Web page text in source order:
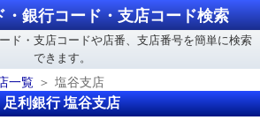
・銀行コード・支店コード検索
ド・支店コードや店番、支店番号を簡単に検索
できます。
一覧 塩谷支店
足利銀行 塩谷支店